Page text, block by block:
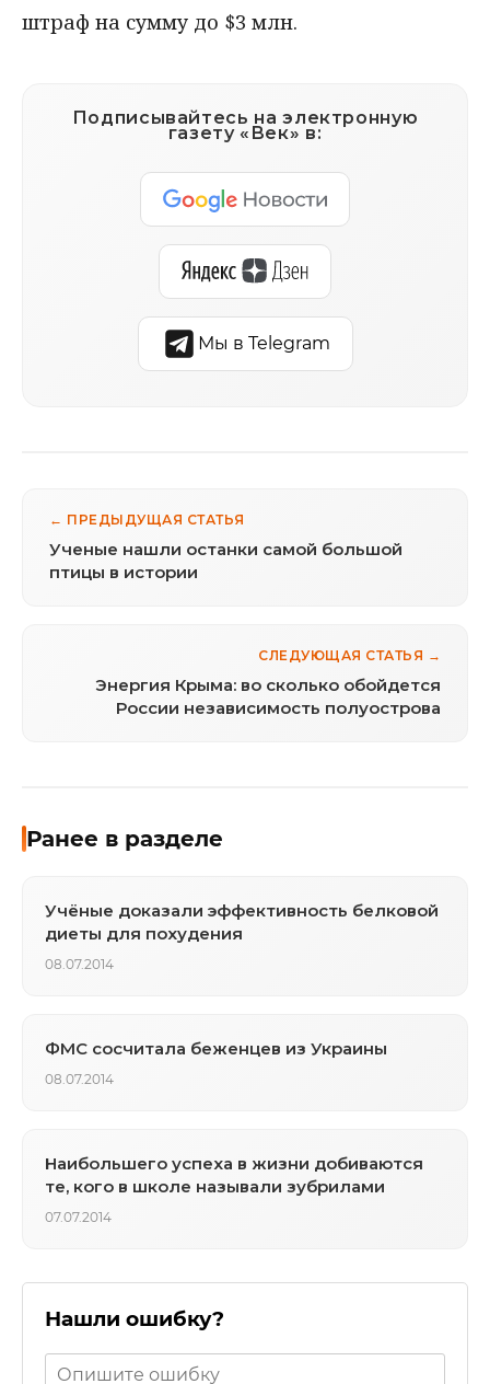
штраф на сумму до $3 млн.
Подписывайтесь на электронную
газету «Век» в:
Мы в Telegram
← ПРЕДЫДУЩАЯ СТАТЬЯ
Ученые нашли останки самой большой
птицы в истории
СЛЕДУЮЩАЯ СТАТЬЯ →
Энергия Крыма: во сколько обойдется
России независимость полуострова
Ранее в разделе
Учёные доказали эффективность белковой
диеты для похудения
08.07.2014
ФМС сосчитала беженцев из Украины
08.07.2014
Наибольшего успеха в жизни добиваются
те, кого в школе называли зубрилами
07.07.2014
Нашли ошибку?